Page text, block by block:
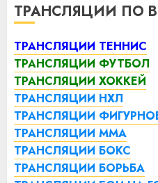
ТРАНСЛЯЦИИ ПО
ТРАНСЛЯЦИИ ТЕННИС
ТРАНСЛЯЦИИ ФУТБОЛ
ТРАНСЛЯЦИИ ХОККЕЙ
ТРАНСЛЯЦИИ НХЛ
ТРАНСЛЯЦИИ
ТРАНСЛЯЦИИ ММА
ТРАНСЛЯЦИИ БОКС
ТРАНСЛЯЦИИ БОРЬБА